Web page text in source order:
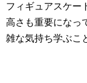
フィギュアスケー
高さも重要になっ
雑な気持ち学ぶこ